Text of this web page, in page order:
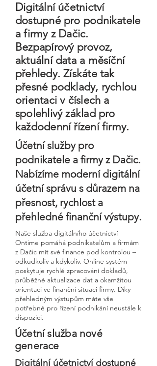
Digitální účetnictví
dostupné pro podnikatele
a firmy z Dačic.
Bezpapírový provoz,
aktuální data a měsíční
přehledy. Získáte tak
přesné podklady, rychlou
orientaci v číslech a
spolehlivý základ pro
každodenní řízení firmy.
Účetní služby pro
podnikatele a firmy z Dačic.
Nabízíme moderní digitální
účetní správu s důrazem na
přesnost, rychlost a
přehledné finanční výstupy.
Naše služba digitálního účetnictví
Ontime pomáhá podnikatelům a firmám
z Dačic mít své finance pod kontrolou –
odkudkoliv a kdykoliv. Online systém
poskytuje rychlé zpracování dokladů,
průběžné aktualizace dat a okamžitou
orientaci ve finanční situaci firmy. Díky
přehledným výstupům máte vše
potřebné pro řízení podnikání neustále k
dispozici.
Účetní služba nové
generace
Digitální účetnictví dostupné